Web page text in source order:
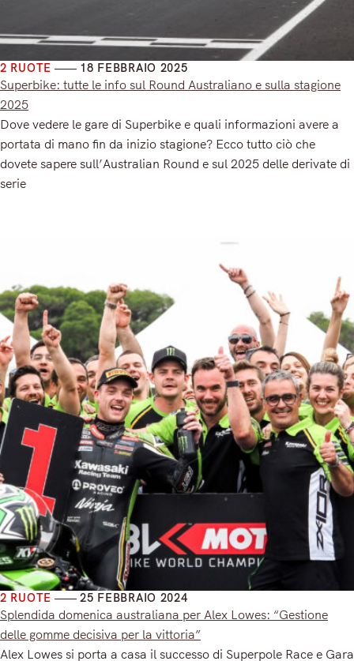
2 RUOTE 18 FEBBRAIO 2025
Superbike: tutte le info sul Round Australiano e sulla stagione
2025
Dove vedere le gare di Superbike e quali informazioni avere a
portata di mano fin da inizio stagione? Ecco tutto ciò che
dovete sapere sull’Australian Round e sul 2025 delle derivate di
serie
2 RUOTE 25 FEBBRAIO 2024
Splendida domenica australiana per Alex Lowes: “Gestione
delle gomme decisiva per la vittoria”
Alex Lowes si porta a casa il successo di Superpole Race e Gara